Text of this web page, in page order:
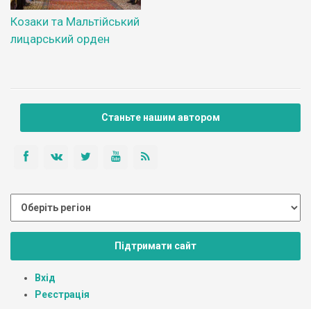
Козаки та Мальтійський
лицарський орден
Станьте нашим автором
Підтримати сайт
Вхід
Реєстрація